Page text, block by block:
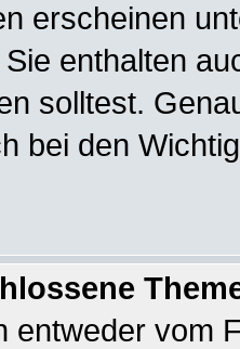
erscheinen
enthalten
solltest.
bei den
entweder vom